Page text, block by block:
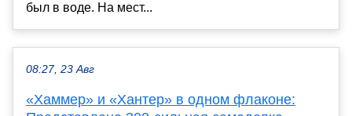
был в воде. На мест...
08:27, 23 Авг
«Хаммер» и «Хантер» в одном флаконе: